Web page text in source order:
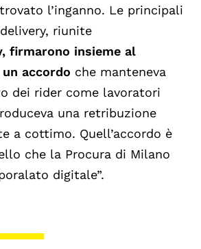
l’inganno. Le principali
riunite
, firmarono insieme al
accordo che manteneva
dei rider come lavoratori
una retribuzione
a cottimo. Quell’accordo è
che la Procura di Milano
digitale”.